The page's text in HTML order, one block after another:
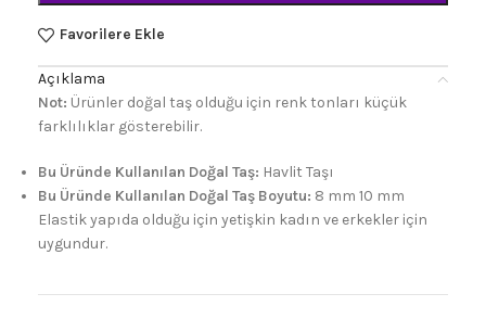
Favorilere Ekle
Açıklama
Not: Ürünler doğal taş olduğu için renk tonları küçük
farklılıklar gösterebilir.
Bu Üründe Kullanılan Doğal Taş: Havlit Taşı
Bu Üründe Kullanılan Doğal Taş Boyutu: 8 mm 10 mm
Elastik yapıda olduğu için yetişkin kadın ve erkekler için
uygundur.